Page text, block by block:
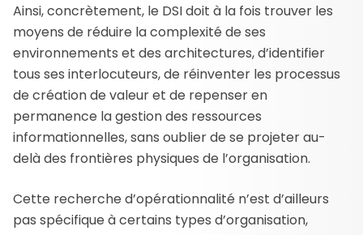
Ainsi, concrètement, le DSI doit à la fois trouver les
moyens de réduire la complexité de ses
environnements et des architectures, d’identifier
tous ses interlocuteurs, de réinventer les processus
de création de valeur et de repenser en
permanence la gestion des ressources
informationnelles, sans oublier de se projeter au-
delà des frontières physiques de l’organisation.
Cette recherche d’opérationnalité n’est d’ailleurs
pas spécifique à certains types d’organisation,